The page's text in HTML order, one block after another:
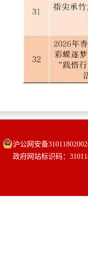
沪公网安备
政府网站标识码：